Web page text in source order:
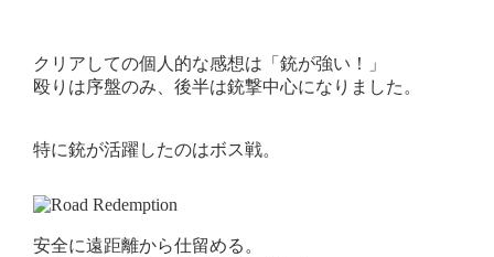
クリアしての個人的な感想は「銃が強い！」
殴りは序盤のみ、後半は銃撃中心になりました。
特に銃が活躍したのはボス戦。
安全に遠距離から仕留める。